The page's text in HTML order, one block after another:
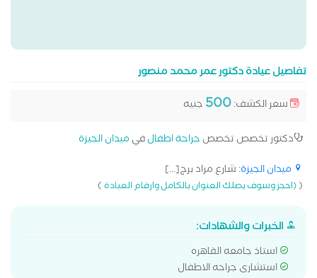
تفاصيل عيادة دكتور عمر محمد منصور
سعر الكشف:500 جنيه
دكتور تخصص تخصص جراحة اطفالفي ميدان الجيزة
ميدان الجيزة: شارع مراد برج[...]
((احجز وسوف يصلك العنوان بالكامل وارقام العيادة)
الخبرات والشهادات:
استاذ جامعه القاهره
استشارى جراحه الاطفال